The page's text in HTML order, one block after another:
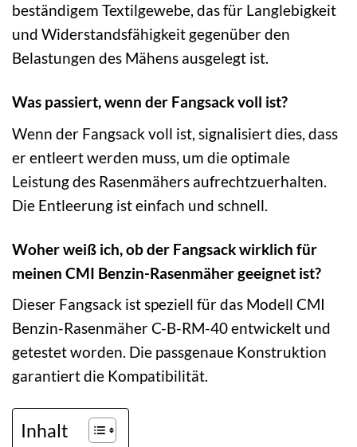
beständigem Textilgewebe, das für Langlebigkeit
und Widerstandsfähigkeit gegenüber den
Belastungen des Mähens ausgelegt ist.
Was passiert, wenn der Fangsack voll ist?
Wenn der Fangsack voll ist, signalisiert dies, dass
er entleert werden muss, um die optimale
Leistung des Rasenmähers aufrechtzuerhalten.
Die Entleerung ist einfach und schnell.
Woher weiß ich, ob der Fangsack wirklich für
meinen CMI Benzin-Rasenmäher geeignet ist?
Dieser Fangsack ist speziell für das Modell CMI
Benzin-Rasenmäher C-B-RM-40 entwickelt und
getestet worden. Die passgenaue Konstruktion
garantiert die Kompatibilität.
Inhalt